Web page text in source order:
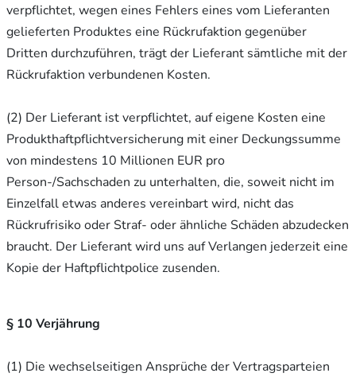
verpflichtet, wegen eines Fehlers eines vom Lieferanten
gelieferten Produktes eine Rückrufaktion gegenüber
Dritten durchzuführen, trägt der Lieferant sämtliche mit der
Rückrufaktion verbundenen Kosten.
(2) Der Lieferant ist verpflichtet, auf eigene Kosten eine
Produkthaftpflichtversicherung mit einer Deckungssumme
von mindestens 10 Millionen EUR pro
Person-/Sachschaden zu unterhalten, die, soweit nicht im
Einzelfall etwas anderes vereinbart wird, nicht das
Rückrufrisiko oder Straf- oder ähnliche Schäden abzudecken
braucht. Der Lieferant wird uns auf Verlangen jederzeit eine
Kopie der Haftpflichtpolice zusenden.
§ 10 Verjährung
(1) Die wechselseitigen Ansprüche der Vertragsparteien